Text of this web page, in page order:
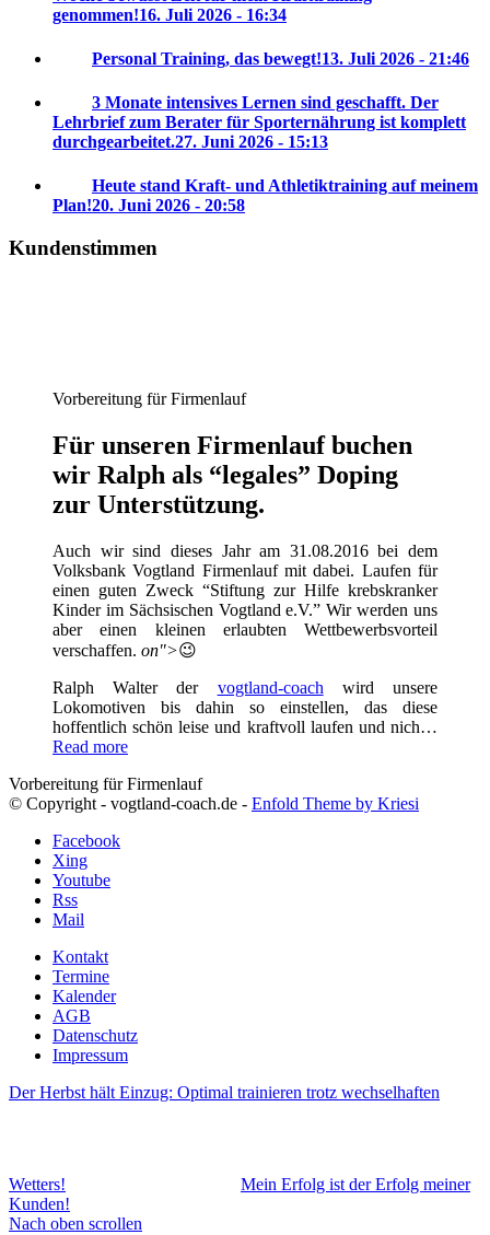
genommen!16. Juli 2026 - 16:34
Personal Training, das bewegt!13. Juli 2026 - 21:46
3 Monate intensives Lernen sind geschafft. Der
Lehrbrief zum Berater für Sporternährung ist komplett
durchgearbeitet.27. Juni 2026 - 15:13
Heute stand Kraft- und Athletiktraining auf meinem
Plan!20. Juni 2026 - 20:58
Kundenstimmen
Vorbereitung für Firmenlauf
Für unseren Firmenlauf buchen
wir Ralph als “legales” Doping
zur Unterstützung.
Auch wir sind dieses Jahr am 31.08.2016 bei dem
Volksbank Vogtland Firmenlauf mit dabei. Laufen für
einen guten Zweck “Stiftung zur Hilfe krebskranker
Kinder im Sächsischen Vogtland e.V.” Wir werden uns
aber einen kleinen erlaubten Wettbewerbsvorteil
verschaffen. on">😉
Ralph Walter der vogtland-coach wird unsere
Lokomotiven bis dahin so einstellen, das diese
hoffentlich schön leise und kraftvoll laufen und nich…
Read more
Vorbereitung für Firmenlauf
© Copyright - vogtland-coach.de - Enfold Theme by Kriesi
Facebook
Xing
Youtube
Rss
Mail
Kontakt
Termine
Kalender
AGB
Datenschutz
Impressum
Der Herbst hält Einzug: Optimal trainieren trotz wechselhaften
Wetters!
Mein Erfolg ist der Erfolg meiner
Kunden!
Nach oben scrollen